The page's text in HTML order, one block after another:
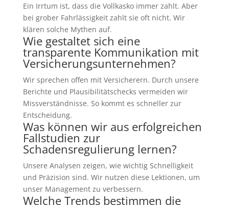
Ein Irrtum ist, dass die Vollkasko immer zahlt. Aber
bei grober Fahrlässigkeit zahlt sie oft nicht. Wir
klären solche Mythen auf.
Wie gestaltet sich eine
transparente Kommunikation mit
Versicherungsunternehmen?
Wir sprechen offen mit Versicherern. Durch unsere
Berichte und Plausibilitätschecks vermeiden wir
Missverständnisse. So kommt es schneller zur
Entscheidung.
Was können wir aus erfolgreichen
Fallstudien zur
Schadensregulierung lernen?
Unsere Analysen zeigen, wie wichtig Schnelligkeit
und Präzision sind. Wir nutzen diese Lektionen, um
unser Management zu verbessern.
Welche Trends bestimmen die